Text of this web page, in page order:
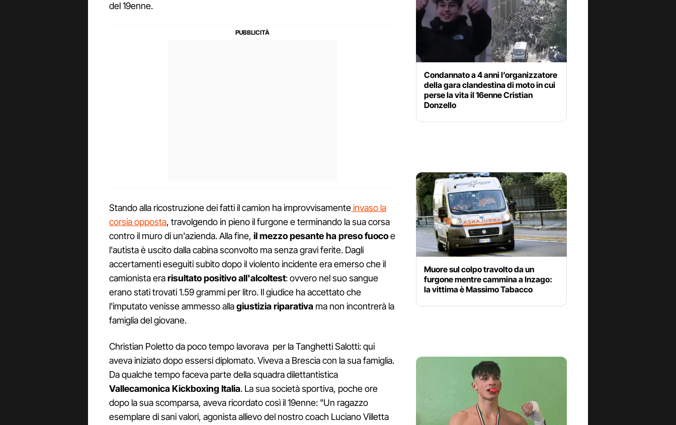
del 19enne.
Stando alla ricostruzione dei fatti il camion ha improvvisamenteinvaso la
corsia opposta, travolgendo in pieno il furgone e terminando la sua corsa
contro il muro di un'azienda. Alla fine, il mezzo pesante ha preso fuocoe
l'autista è uscito dalla cabina sconvolto ma senza gravi ferite. Dagli
accertamenti eseguiti subito dopo il violento incidente era emerso che il
camionista erarisultato positivo all'alcoltest: ovvero nel suo sangue
erano stati trovati 1.59 grammi per litro. Il giudice ha accettato che
l'imputato venisse ammesso allagiustizia riparativa ma non incontrerà la
famiglia del giovane.
Christian Poletto da poco tempo lavorava per la Tanghetti Salotti: qui
aveva iniziato dopo essersi diplomato. Viveva a Brescia con la sua famiglia.
Da qualche tempo faceva parte della squadra dilettantistica
Vallecamonica Kickboxing Italia. La sua società sportiva, poche ore
dopo la sua scomparsa, aveva ricordato così il 19enne: "Un ragazzo
esemplare di sani valori, agonista allievo del nostro coach Luciano Villetta
Condannato a 4 anni l’organizzatore
della gara clandestina di moto in cui
perse la vita il 16enne Cristian
Donzello
Muore sul colpo travolto da un
furgone mentre cammina a Inzago:
la vittima è Massimo Tabacco